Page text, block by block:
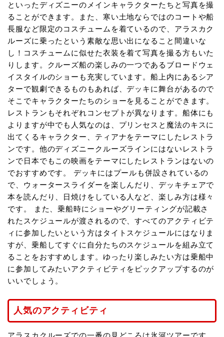
といったディズニーのメインキャラクターたちと写真を撮
ることができます。また、寒い土地ならではのコートや船
長服など限定のコスチュームを着ているので、アラスカク
ルーズに乗ったという素敵な思い出になること間違いな
し！コスチュームに似せた衣装を着て写真を撮る方もいた
りします。クルーズ船の楽しみの一つであるブロードウェ
イスタイルのショーも充実しています。船上内にあるシア
ターで観劇できるものもあれば、デッキに舞台があるので
そこでキャラクターたちのショーを見ることができます。
レストランもそれぞれコンセプトが異なります。船体にも
よりますが中でも人気なのは、プリンセスと魔法のキスに
出てくるキャラクター、ティアナをテーマにしたレストラ
ンです。他のディズニークルーズラインにはないレストラ
ンで日本でもこの映画をテーマにしたレストランはないの
でおすすめです。 デッキにはプールも併設されているの
で、ウォータースライダーを楽しんだり、デッキチェアで
本を読んだり、日焼けをしている人など、楽しみ方は様々
です。 また、乗船時にショーやグリーティングが記載さ
れたスケジュールが渡されるので、すべてのアクティビテ
ィに参加したいという方はタイトスケジュールにはなりま
すが、乗船してすぐに自分たちのスケジュールを組み立て
ることをおすすめします。ゆったり楽しみたい方は乗船中
に参加してみたいアクティビティをピックアップするのが
いいでしょう。
人気のアクティビティ
アラスカクルーズでの一番の見どころは氷河ツアーです。